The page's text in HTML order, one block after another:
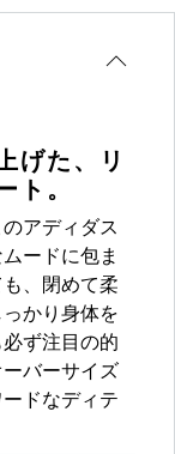
げた、リ
ト。
アディダス
ードに包ま
、閉めて柔
かり身体を
ず注目の的
バーサイズ
ドなディテ